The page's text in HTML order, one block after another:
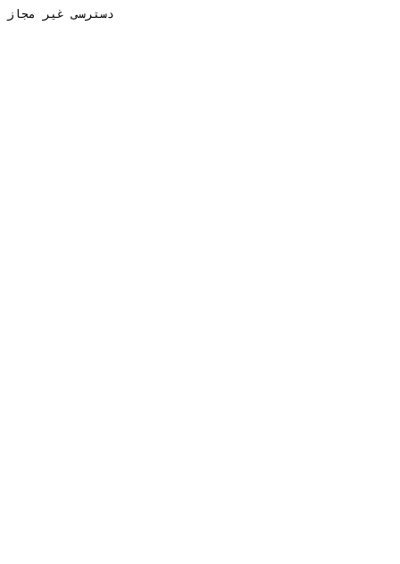
دسترسی غیر مجاز